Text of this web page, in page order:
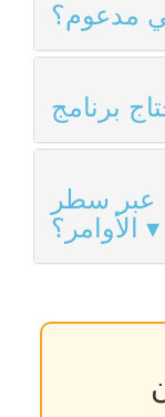
مدعوم؟
عبر سطر
الأوامر؟